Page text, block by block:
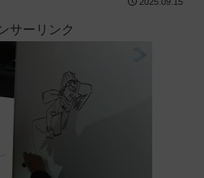
2025.09.15
サーリンク